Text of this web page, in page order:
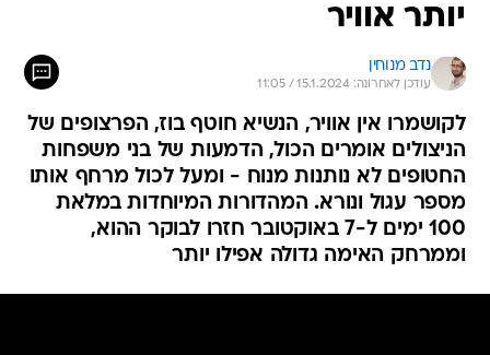
יותר אוויר
נדב מנוחין
עודכן לאחרונה: 15.1.2024 / 11:05
לקושמרו אין אוויר, הנשיא חוטף בוז, הפרצופים של
הניצולים אומרים הכול, הדמעות של בני משפחות
החטופים לא נותנות מנוח - ומעל לכול מרחף אותו
מספר עגול ונורא. המהדורות המיוחדות במלאת
100 ימים ל-7 באוקטובר חזרו לבוקר ההוא,
וממרחק האימה גדולה אפילו יותר